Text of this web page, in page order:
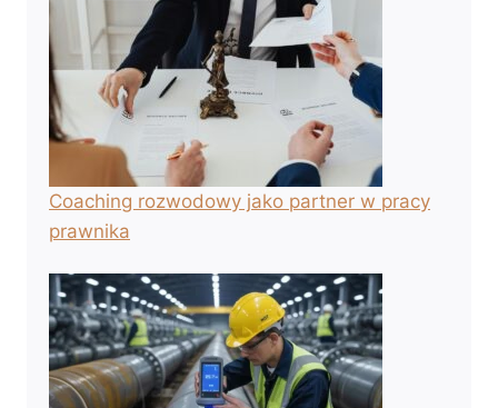
Coaching rozwodowy jako partner w pracy
prawnika